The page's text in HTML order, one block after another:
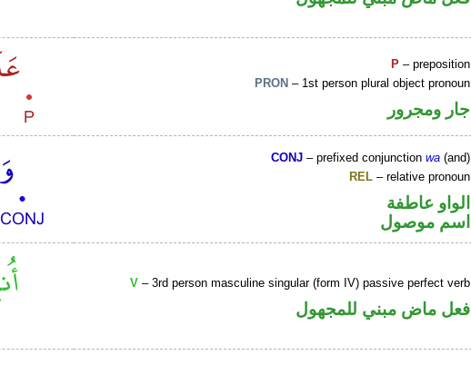
P – preposition
PRON – 1st person plural object pronoun
جار ومجرور
CONJ – prefixed conjunctionwa (and)
REL – relative pronoun
الواو عاطفة
اسم موصول
V – 3rd person masculine singular (form IV) passive perfect verb
فعل ماض مبني للمجهول